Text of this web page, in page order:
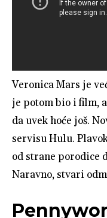
Veronica Mars je
je potom bio i film,
da uvek hoće još.
servisu Hulu.
od strane porodice
Naravno, stvari